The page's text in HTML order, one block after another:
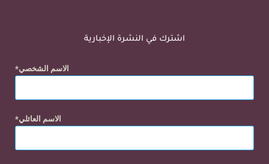
اشترك في النشرة الإخبارية
الاسم الشخصي
الاسم العائلي